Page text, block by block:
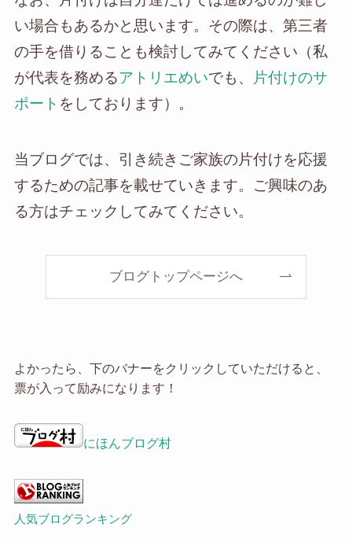
い場合もあるかと思います。その際は、第三者
の手を借りることも検討してみてください（私
が代表を務めるアトリエめいでも、
片付けのサ
ポート をしております）。
当ブログでは、引き続きご家族の片付けを応援
するための記事を載せていきます。ご興味のあ
る方はチェックしてみてください。
ブログトップページへ
よかったら、下のバナーをクリックしていただけると、
票が入って励みになります！
にほんブログ村
人気ブログランキング